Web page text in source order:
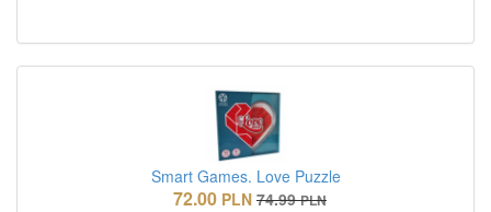
Smart Games. Love Puzzle
72.00 PLN 74.99 PLN